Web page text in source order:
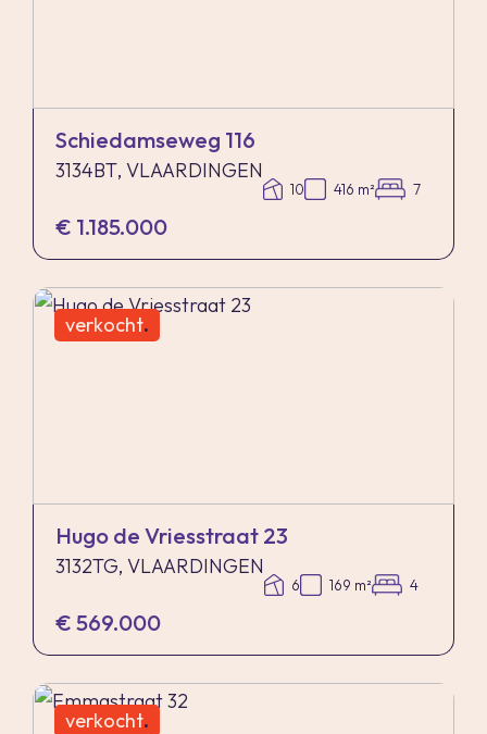
Schiedamseweg 116
3134BT, VLAARDINGEN
10 416 m² 7
€ 1.185.000
verkocht.
Hugo de Vriesstraat 23
3132TG, VLAARDINGEN
6 169 m² 4
€ 569.000
verkocht.